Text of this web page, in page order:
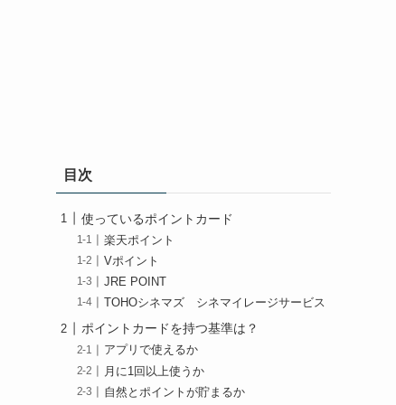
目次
使っているポイントカード
楽天ポイント
Vポイント
JRE POINT
TOHOシネマズ シネマイレージサービス
ポイントカードを持つ基準は？
アプリで使えるか
月に1回以上使うか
自然とポイントが貯まるか